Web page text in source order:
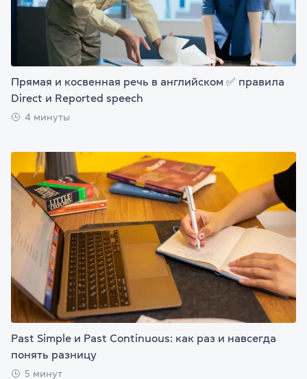
Прямая и косвенная речь в английском ✅ правила
Direct и Reported speech
4 минуты
Past Simple и Past Continuous: как раз и навсегда
понять разницу
5 минут